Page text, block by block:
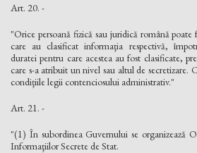
Art. 20. -
"Orice persoană fizică sau juridică română
care au clasificat informaţia respectivă,
duratei pentru care acestea au fost clasificate,
care s-a atribuit un nivel sau altul de secretizare.
condiţiile legii contenciosului administrativ."
Art. 21. -
"(1) În subordinea Guvernului se organizează
Informaţiilor Secrete de Stat.